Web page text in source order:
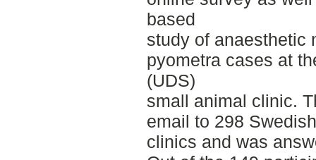
based
study of anaesthetic
pyometra cases at
(UDS)
small animal clinic.
email to 298
clinics and was